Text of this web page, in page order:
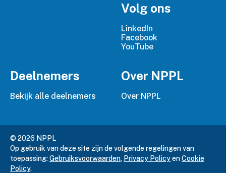
Volg ons
LinkedIn
Facebook
YouTube
Deelnemers
Bekijk alle deelnemers
Over NPPL
Over NPPL
© 2026 NPPL
Op gebruik van deze site zijn de volgende regelingen van
toepassing:Gebruiksvoorwaarden, Privacy PolicyenCookie
Policy.